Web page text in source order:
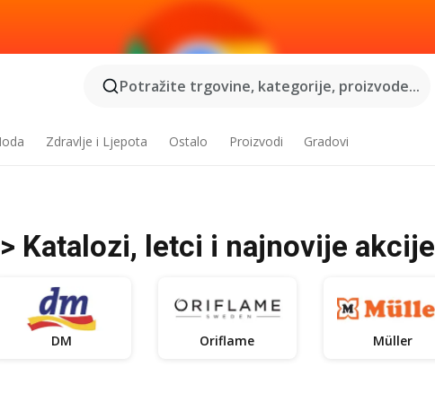
Potražite trgovine, kategorije, proizvode...
Zdravlje i Ljepota Ostalo Proizvodi Gradovi
Katalozi, letci i najnovije akcije
DM Oriflame Müller